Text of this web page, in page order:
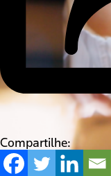
Compartilhe: